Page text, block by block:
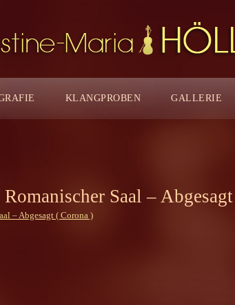
KLANGPROBEN GALLERIE
Saal –
– Abgesagt ( Corona )